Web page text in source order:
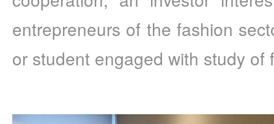
entrepreneurs of the fashion
or student engaged with study